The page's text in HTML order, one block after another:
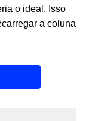
o ideal. Isso
a coluna